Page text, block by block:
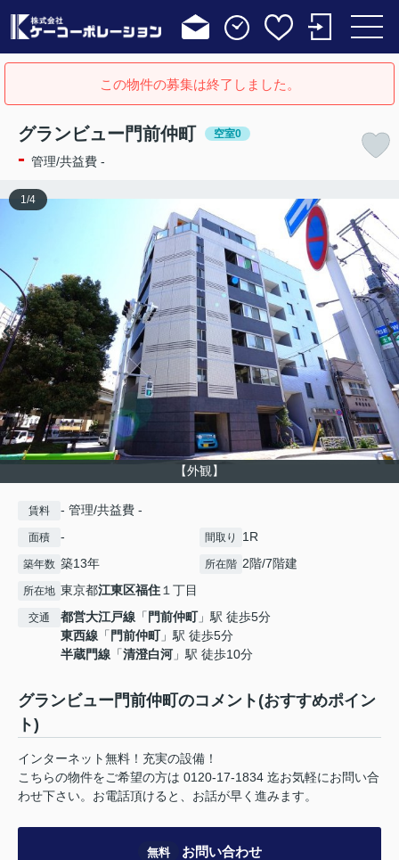
この物件の募集は終了しました。
グランビュー門前仲町 空室0
- 管理/共益費 -
【外観】
1 /4
賃料 - 管理/共益費 -
面積 - 間取り 1R
築年数 築13年 所在階 2階/7階建
所在地 東京都江東区福住 １丁目
交通 都営大江戸線 「 門前仲町」駅 徒歩5分
東西線 「 門前仲町」駅 徒歩5分
半蔵門線 「清澄白河 」駅 徒歩10分
グランビュー門前仲町のコメント(おすすめポイン
ト)
インターネット無料！充実の設備！
こちらの物件をご希望の方は 0120-17-1834 迄お気軽にお問い合
わせ下さい。お電話頂けると、お話が早く進みます。
無料 お問い合わせ